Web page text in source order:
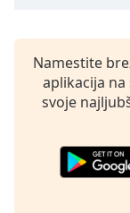
Namestite
aplikacija
svoje